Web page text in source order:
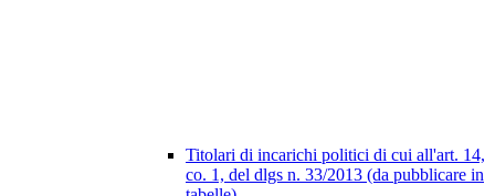
Titolari di incarichi politici di cui all'art. 14,
co. 1, del dlgs n. 33/2013 (da pubblicare in